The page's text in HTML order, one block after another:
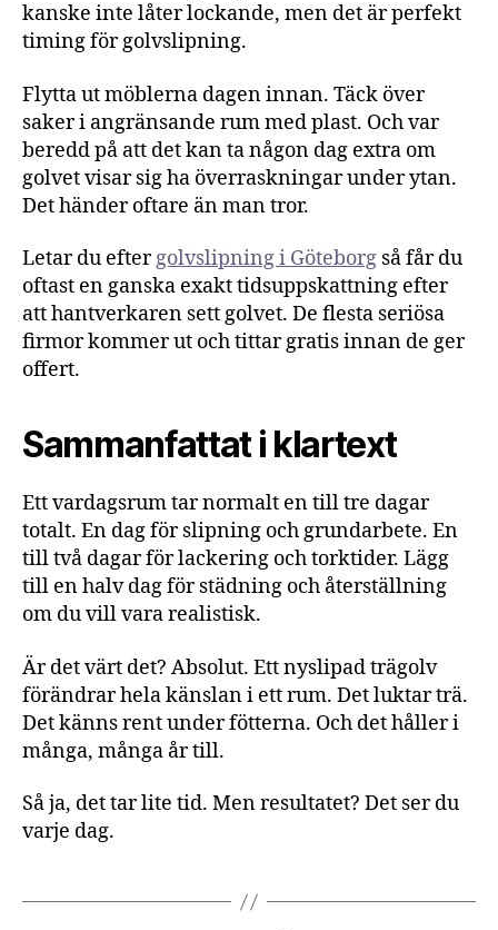
kanske inte låter lockande, men det är perfekt
timing för golvslipning.
Flytta ut möblerna dagen innan. Täck över
saker i angränsande rum med plast. Och var
beredd på att det kan ta någon dag extra om
golvet visar sig ha överraskningar under ytan.
Det händer oftare än man tror.
Letar du eftergolvslipning i Göteborg så får du
oftast en ganska exakt tidsuppskattning efter
att hantverkaren sett golvet. De flesta seriösa
firmor kommer ut och tittar gratis innan de ger
offert.
Sammanfattat i klartext
Ett vardagsrum tar normalt en till tre dagar
totalt. En dag för slipning och grundarbete. En
till två dagar för lackering och torktider. Lägg
till en halv dag för städning och återställning
om du vill vara realistisk.
Är det värt det? Absolut. Ett nyslipad trägolv
förändrar hela känslan i ett rum. Det luktar trä.
Det känns rent under fötterna. Och det håller i
många, många år till.
Så ja, det tar lite tid. Men resultatet? Det ser du
varje dag.